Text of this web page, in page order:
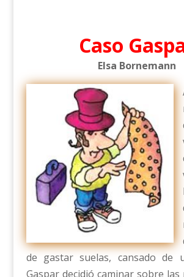
Caso
Elsa Bornemann
de gastar suelas, cansado de
Gaspar decidió caminar sobre las